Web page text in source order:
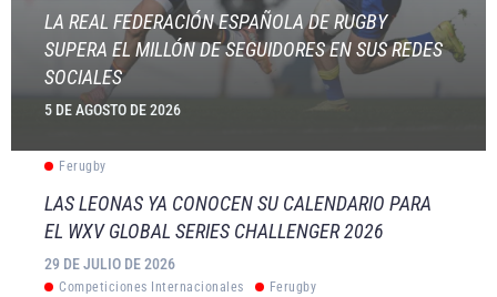
LA REAL FEDERACIÓN ESPAÑOLA DE RUGBY
SUPERA EL MILLÓN DE SEGUIDORES EN SUS REDES
SOCIALES
5 DE AGOSTO DE 2026
Ferugby
LAS LEONAS YA CONOCEN SU CALENDARIO PARA
EL WXV GLOBAL SERIES CHALLENGER 2026
29 DE JULIO DE 2026
Competiciones Internacionales Ferugby